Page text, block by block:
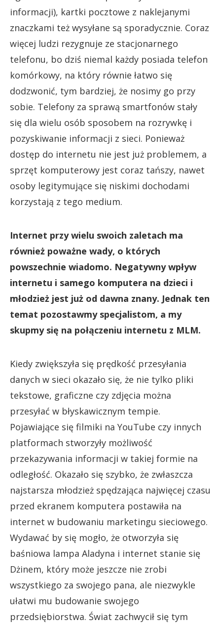
informacji), kartki pocztowe z naklejanymi
znaczkami też wysyłane są sporadycznie. Coraz
więcej ludzi rezygnuje ze stacjonarnego
telefonu, bo dziś niemal każdy posiada telefon
komórkowy, na który równie łatwo się
dodzwonić, tym bardziej, że nosimy go przy
sobie. Telefony za sprawą smartfonów stały
się dla wielu osób sposobem na rozrywkę i
pozyskiwanie informacji z sieci. Ponieważ
dostęp do internetu nie jest już problemem, a
sprzęt komputerowy jest coraz tańszy, nawet
osoby legitymujące się niskimi dochodami
korzystają z tego medium.
Internet przy wielu swoich zaletach ma
również poważne wady, o których
powszechnie wiadomo. Negatywny wpływ
internetu i samego komputera na dzieci i
młodzież jest już od dawna znany. Jednak ten
temat pozostawmy specjalistom, a my
skupmy się na połączeniu internetu z MLM.
Kiedy zwiększyła się prędkość przesyłania
danych w sieci okazało się, że nie tylko pliki
tekstowe, graficzne czy zdjęcia można
przesyłać w błyskawicznym tempie.
Pojawiające się filmiki na YouTube czy innych
platformach stworzyły możliwość
przekazywania informacji w takiej formie na
odległość. Okazało się szybko, że zwłaszcza
najstarsza młodzież spędzająca najwięcej czasu
przed ekranem komputera postawiła na
internet w budowaniu marketingu sieciowego.
Wydawać by się mogło, że otworzyła się
baśniowa lampa Aladyna i internet stanie się
Dżinem, który może jeszcze nie zrobi
wszystkiego za swojego pana, ale niezwykle
ułatwi mu budowanie swojego
przedsiębiorstwa. Świat zachwycił się tym